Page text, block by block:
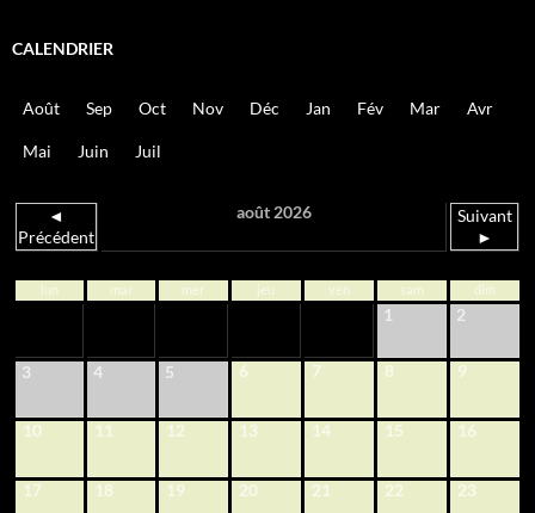
CALENDRIER
Août Sep Oct Nov Déc Jan Fév Mar Avr
Mai Juin Juil
◄
Précédent
août 2026
Suivant
►
lun mar mer jeu ven sam dim
1 2
3 4 5 6 7 8 9
10 11 12 13 14 15 16
17 18 19 20 21 22 23